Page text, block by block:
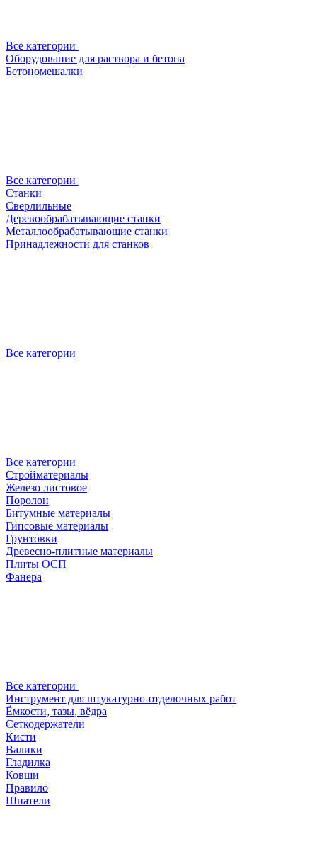
Все категории
Оборудование для раствора и бетона
Бетономешалки
Все категории
Станки
Сверлильные
Деревообрабатывающие станки
Металлообрабатывающие станки
Принадлежности для станков
Все категории
Все категории
Стройматериалы
Железо листовое
Поролон
Битумные материалы
Гипсовые материалы
Грунтовки
Древесно-плитные материалы
Плиты ОСП
Фанера
Все категории
Инструмент для штукатурно-отделочных работ
Ёмкости, тазы, вёдра
Сеткодержатели
Кисти
Валики
Гладилка
Ковши
Правило
Шпатели